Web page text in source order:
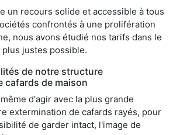
un recours solide et accessible à tous
confrontés à une prolifération
nous avons étudié nos tarifs dans le
justes possible.
de notre structure
cafards de maison
d'agir avec la plus grande
extermination de cafards rayés, pour
de garder intact, l'image de